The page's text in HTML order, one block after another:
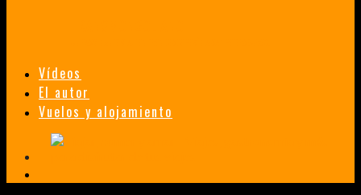
Vídeos
El autor
Vuelos y alojamiento